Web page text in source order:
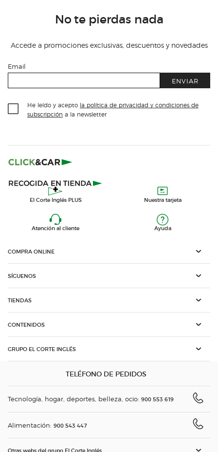
No te pierdas nada
Accede a promociones exclusivas, descuentos y novedades
Email
ENVIAR
He leído y acepto la política de privacidad y condiciones de
subscripción a la newsletter
El Corte Inglés PLUS Nuestra tarjeta
Atención al cliente Ayuda
COMPRA ONLINE
SÍGUENOS
TIENDAS
CONTENIDOS
GRUPO EL CORTE INGLÉS
TELÉFONO DE PEDIDOS
Tecnología, hogar, deportes, belleza, ocio: 900 553 619
Alimentación: 900 543 447
Otras webs del grupo El Corte Inglés